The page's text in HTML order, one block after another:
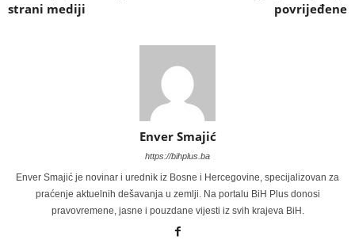
strani mediji
povrijeđene
Enver Smajić
https://bihplus.ba
Enver Smajić je novinar i urednik iz Bosne i Hercegovine, specijalizovan za
praćenje aktuelnih dešavanja u zemlji. Na portalu BiH Plus donosi
pravovremene, jasne i pouzdane vijesti iz svih krajeva BiH.